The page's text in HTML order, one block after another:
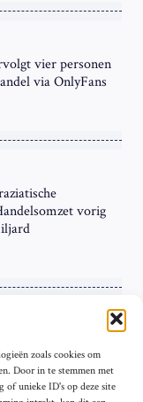
zoals cookies om
Door in te stemmen met
of unieke ID's op deze site
vier personen
via OnlyFans
vorig
de ‘Grote Vier’